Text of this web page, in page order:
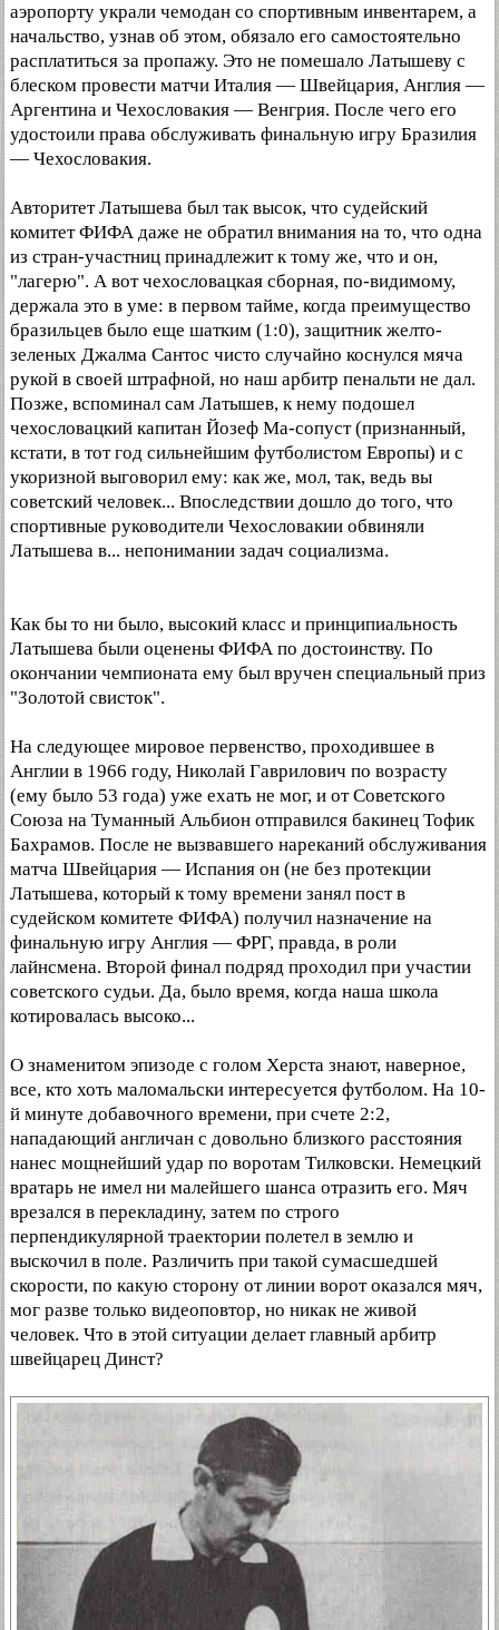
аэропорту украли чемодан со спортивным инвентарем, а
начальство, узнав об этом, обязало его самостоятельно
расплатиться за пропажу. Это не помешало Латышеву с
блеском провести матчи Италия — Швейцария, Англия —
Аргентина и Чехословакия — Венгрия. После чего его
удостоили права обслуживать финальную игру Бразилия
— Чехословакия.
Авторитет Латышева был так высок, что судейский
комитет ФИФА даже не обратил внимания на то, что одна
из стран-участниц принадлежит к тому же, что и он,
"лагерю". А вот чехословацкая сборная, по-видимому,
держала это в уме: в первом тайме, когда преимущество
бразильцев было еще шатким (1:0), защитник желто-
зеленых Джалма Сантос чисто случайно коснулся мяча
рукой в своей штрафной, но наш арбитр пенальти не дал.
Позже, вспоминал сам Латышев, к нему подошел
чехословацкий капитан Йозеф Ма-сопуст (признанный,
кстати, в тот год сильнейшим футболистом Европы) и с
укоризной выговорил ему: как же, мол, так, ведь вы
советский человек... Впоследствии дошло до того, что
спортивные руководители Чехословакии обвиняли
Латышева в... непонимании задач социализма.
Как бы то ни было, высокий класс и принципиальность
Латышева были оценены ФИФА по достоинству. По
окончании чемпионата ему был вручен специальный приз
"Золотой свисток".
На следующее мировое первенство, проходившее в
Англии в 1966 году, Николай Гаврилович по возрасту
(ему было 53 года) уже ехать не мог, и от Советского
Союза на Туманный Альбион отправился бакинец Тофик
Бахрамов. После не вызвавшего нареканий обслуживания
матча Швейцария — Испания он (не без протекции
Латышева, который к тому времени занял пост в
судейском комитете ФИФА) получил назначение на
финальную игру Англия — ФРГ, правда, в роли
лайнсмена. Второй финал подряд проходил при участии
советского судьи. Да, было время, когда наша школа
котировалась высоко...
О знаменитом эпизоде с голом Херста знают, наверное,
все, кто хоть маломальски интересуется футболом. На 10-
й минуте добавочного времени, при счете 2:2,
нападающий англичан с довольно близкого расстояния
нанес мощнейший удар по воротам Тилковски. Немецкий
вратарь не имел ни малейшего шанса отразить его. Мяч
врезался в перекладину, затем по строго
перпендикулярной траектории полетел в землю и
выскочил в поле. Различить при такой сумасшедшей
скорости, по какую сторону от линии ворот оказался мяч,
мог разве только видеоповтор, но никак не живой
человек. Что в этой ситуации делает главный арбитр
швейцарец Динст?